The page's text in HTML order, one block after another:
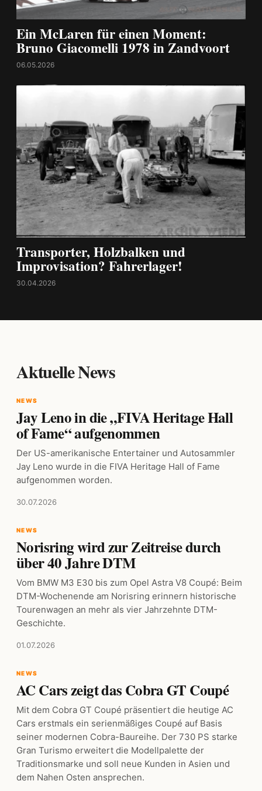
Ein McLaren für einen Moment:
Bruno Giacomelli 1978 in Zandvoort
06.05.2026
Transporter, Holzbalken und
Improvisation? Fahrerlager!
30.04.2026
Aktuelle News
NEWS
Jay Leno in die „FIVA Heritage Hall
of Fame“ aufgenommen
Der US-amerikanische Entertainer und Autosammler
Jay Leno wurde in die FIVA Heritage Hall of Fame
aufgenommen worden.
30.07.2026
NEWS
Norisring wird zur Zeitreise durch
über 40 Jahre DTM
Vom BMW M3 E30 bis zum Opel Astra V8 Coupé: Beim
DTM-Wochenende am Norisring erinnern historische
Tourenwagen an mehr als vier Jahrzehnte DTM-
Geschichte.
01.07.2026
NEWS
AC Cars zeigt das Cobra GT Coupé
Mit dem Cobra GT Coupé präsentiert die heutige AC
Cars erstmals ein serienmäßiges Coupé auf Basis
seiner modernen Cobra-Baureihe. Der 730 PS starke
Gran Turismo erweitert die Modellpalette der
Traditionsmarke und soll neue Kunden in Asien und
dem Nahen Osten ansprechen.